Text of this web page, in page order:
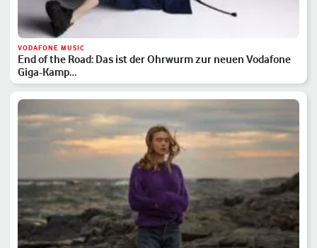
VODAFONE MUSIC
End of the Road: Das ist der Ohrwurm zur neuen Vodafone
Giga-Kamp…